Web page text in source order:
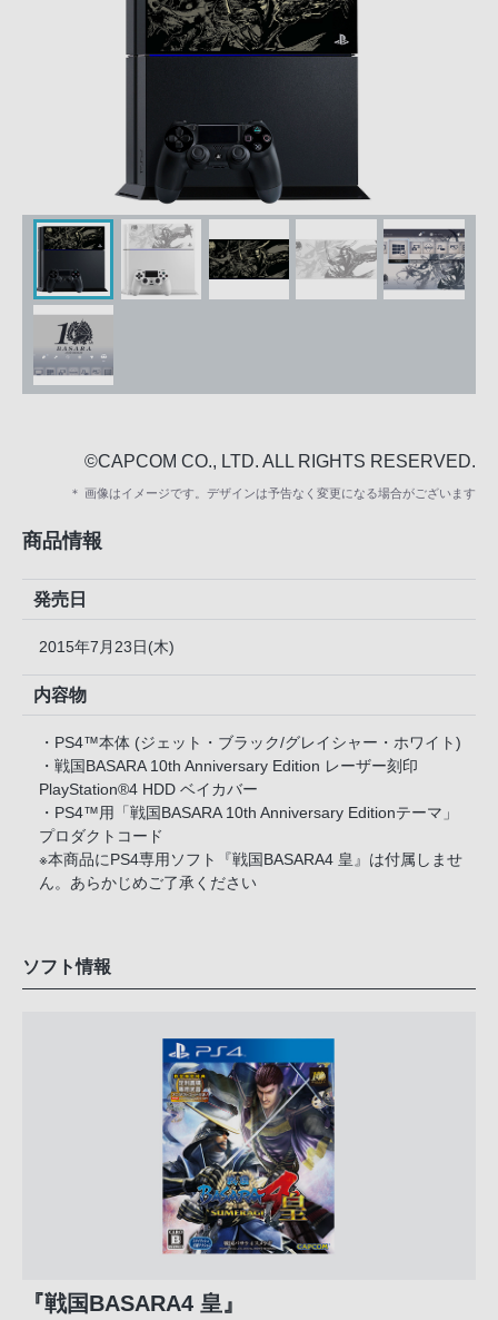
©CAPCOM CO., LTD. ALL RIGHTS RESERVED.
＊ 画像はイメージです。デザインは予告なく変更になる場合がございます
商品情報
発売日
2015年7月23日(木)
内容物
・PS4™本体 (ジェット・ブラック/グレイシャー・ホワイト)
・戦国BASARA 10th Anniversary Edition レーザー刻印
PlayStation®4 HDD ベイカバー
・PS4™用「戦国BASARA 10th Anniversary Editionテーマ」
プロダクトコード
※本商品にPS4専用ソフト『戦国BASARA4 皇』は付属しませ
ん。あらかじめご了承ください
ソフト情報
『戦国BASARA4 皇』